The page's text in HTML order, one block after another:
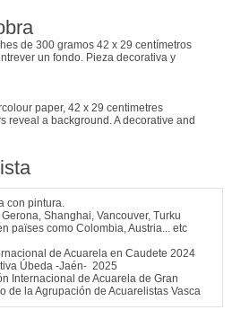
de 300 gramos 42 x 29 centímetros
un fondo. Pieza decorativa y
paper, 42 x 29 centimetres
reveal a background. A decorative and
con pintura.
Shanghai, Vancouver, Turku
païses como Colombia, Austria... etc
de Acuarela en Caudete 2024
Úbeda -Jaén- 2025
Internacional de Acuarela de Gran
de la Agrupación de Acuarelistas Vasca